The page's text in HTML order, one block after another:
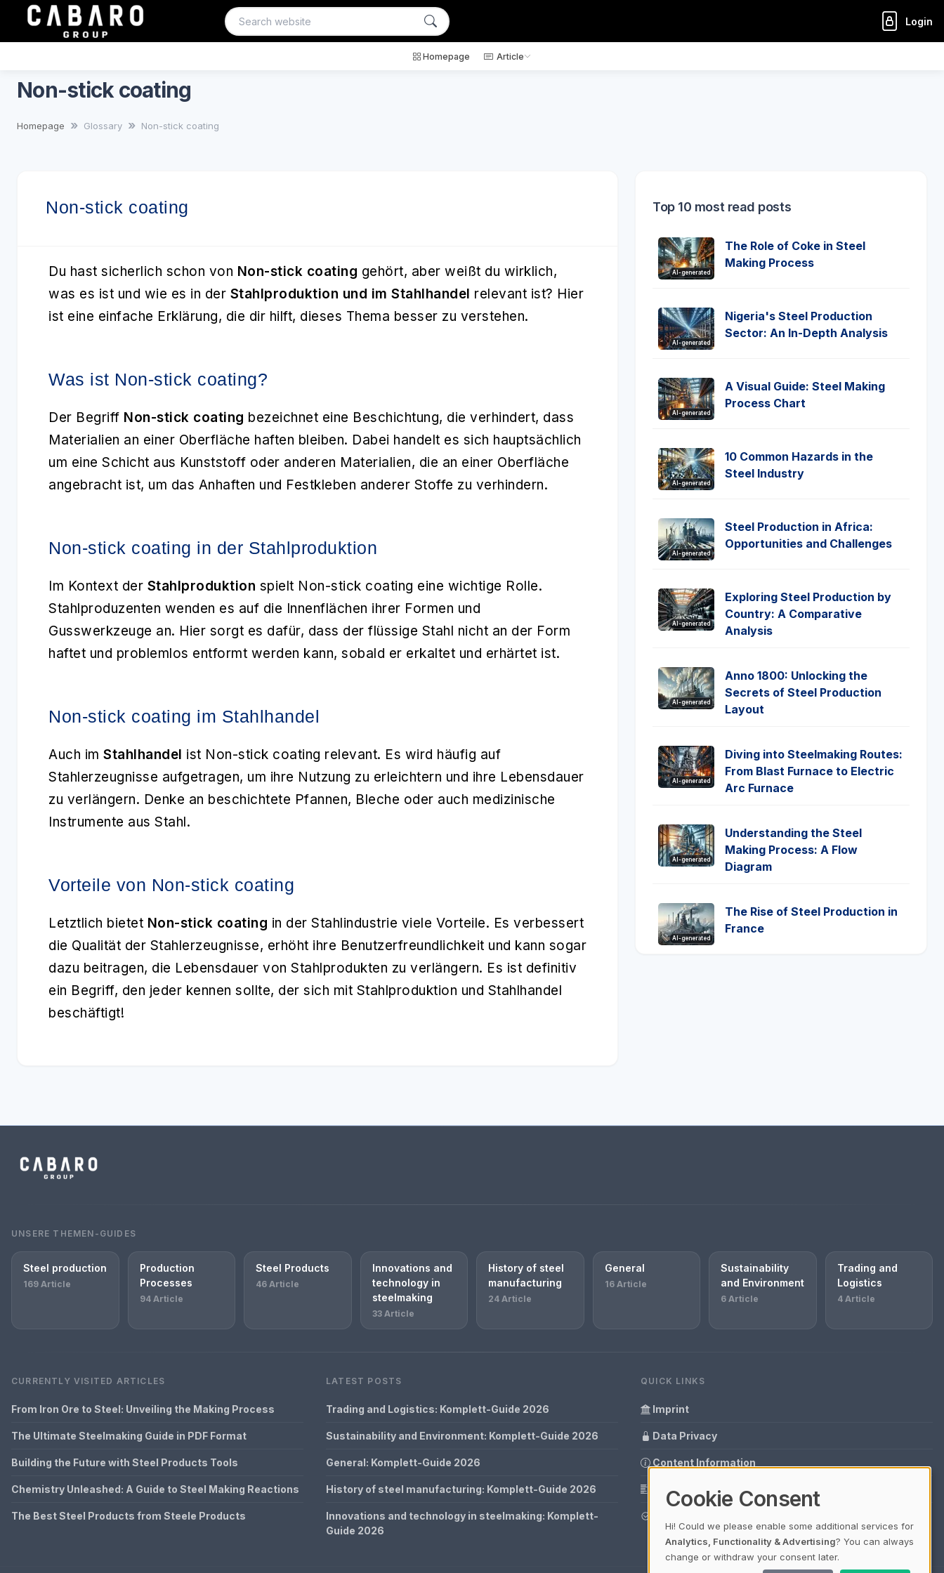
Login
Homepage Article
Non-stick coating
Homepage Glossary Non-stick coating
Non-stick coating
Du hast sicherlich schon von Non-stick coating gehört, aber weißt du wirklich,
was es ist und wie es in der Stahlproduktion und im Stahlhandel relevant ist? Hier
ist eine einfache Erklärung, die dir hilft, dieses Thema besser zu verstehen.
Was ist Non-stick coating?
Der Begriff Non-stick coating bezeichnet eine Beschichtung, die verhindert, dass
Materialien an einer Oberfläche haften bleiben. Dabei handelt es sich hauptsächlich
um eine Schicht aus Kunststoff oder anderen Materialien, die an einer Oberfläche
angebracht ist, um das Anhaften und Festkleben anderer Stoffe zu verhindern.
Non-stick coating in der Stahlproduktion
Im Kontext der Stahlproduktion spielt Non-stick coating eine wichtige Rolle.
Stahlproduzenten wenden es auf die Innenflächen ihrer Formen und
Gusswerkzeuge an. Hier sorgt es dafür, dass der flüssige Stahl nicht an der Form
haftet und problemlos entformt werden kann, sobald er erkaltet und erhärtet ist.
Non-stick coating im Stahlhandel
Auch im Stahlhandel ist Non-stick coating relevant. Es wird häufig auf
Stahlerzeugnisse aufgetragen, um ihre Nutzung zu erleichtern und ihre Lebensdauer
zu verlängern. Denke an beschichtete Pfannen, Bleche oder auch medizinische
Instrumente aus Stahl.
Vorteile von Non-stick coating
Letztlich bietet Non-stick coating in der Stahlindustrie viele Vorteile. Es verbessert
die Qualität der Stahlerzeugnisse, erhöht ihre Benutzerfreundlichkeit und kann sogar
dazu beitragen, die Lebensdauer von Stahlprodukten zu verlängern. Es ist definitiv
ein Begriff, den jeder kennen sollte, der sich mit Stahlproduktion und Stahlhandel
beschäftigt!
Top 10 most read posts
AI-generated
The Role of Coke in Steel
Making Process
AI-generated
Nigeria's Steel Production
Sector: An In-Depth Analysis
AI-generated
A Visual Guide: Steel Making
Process Chart
AI-generated
10 Common Hazards in the
Steel Industry
AI-generated
Steel Production in Africa:
Opportunities and Challenges
AI-generated
Exploring Steel Production by
Country: A Comparative
Analysis
AI-generated
Anno 1800: Unlocking the
Secrets of Steel Production
Layout
AI-generated
Diving into Steelmaking Routes:
From Blast Furnace to Electric
Arc Furnace
AI-generated
Understanding the Steel
Making Process: A Flow
Diagram
AI-generated
The Rise of Steel Production in
France
UNSERE THEMEN-GUIDES
Steel production
169 Article
Production
Processes
94 Article
Steel Products
46 Article
Innovations and
technology in
steelmaking
33 Article
History of steel
manufacturing
24 Article
General
16 Article
Sustainability
and Environment
6 Article
Trading and
Logistics
4 Article
CURRENTLY VISITED ARTICLES
From Iron Ore to Steel: Unveiling the Making Process
The Ultimate Steelmaking Guide in PDF Format
Building the Future with Steel Products Tools
Chemistry Unleashed: A Guide to Steel Making Reactions
The Best Steel Products from Steele Products
LATEST POSTS
Trading and Logistics: Komplett-Guide 2026
Sustainability and Environment: Komplett-Guide 2026
General: Komplett-Guide 2026
History of steel manufacturing: Komplett-Guide 2026
Innovations and technology in steelmaking: Komplett-
Guide 2026
QUICK LINKS
Imprint
Data Privacy
Content Information
Glossary
Cookie Consent
Hi! Could we please enable some additional services for
Analytics, Functionality & Advertising? You can always
change or withdraw your consent later.